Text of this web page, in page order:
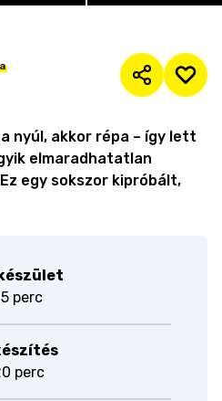
nyúl, akkor répa – így lett
elmaradhatatlan
egy sokszor kipróbált,
perc
perc